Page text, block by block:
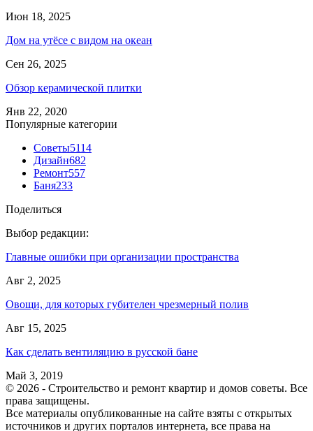
Июн 18, 2025
Дом на утёсе с видом на океан
Сен 26, 2025
Обзор керамической плитки
Янв 22, 2020
Популярные категории
Советы5114
Дизайн682
Ремонт557
Баня233
Поделиться
Выбор редакции:
Главные ошибки при организации пространства
Авг 2, 2025
Овощи, для которых губителен чрезмерный полив
Авг 15, 2025
Как сделать вентиляцию в русской бане
Май 3, 2019
© 2026 - Строительство и ремонт квартир и домов советы. Все
права защищены.
Все материалы опубликованные на сайте взяты с открытых
источников и других порталов интернета, все права на